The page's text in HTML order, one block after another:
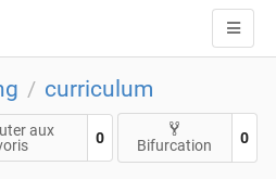
/ curriculum
aux
0 Bifurcation 0